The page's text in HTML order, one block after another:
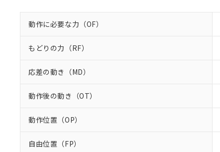
動作に必要な力（OF）
もどりの力（RF）
応差の動き（MD）
動作後の動き（OT）
動作位置（OP）
自由位置（FP）